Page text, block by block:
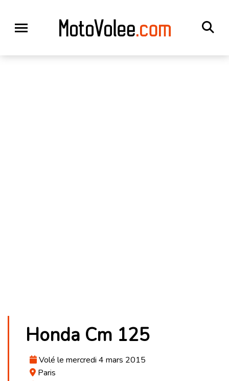
Honda Cm 125
Volé le mercredi 4 mars 2015
Paris